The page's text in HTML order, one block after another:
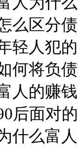
么区分
轻人犯
何将负
人的赚
后面对
什么富